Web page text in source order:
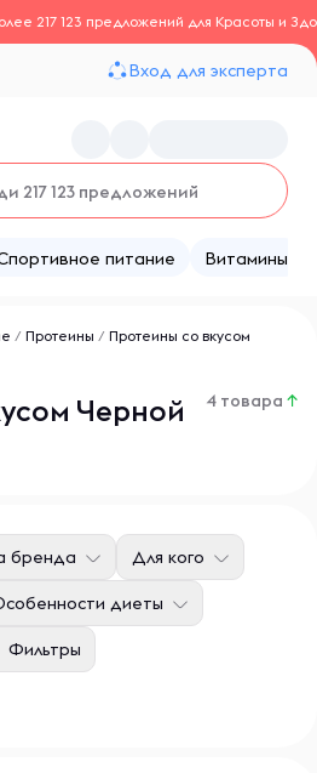
217 123 предложений для Красоты и
Вход для эксперта
питание Витамины
/ Протеины / Протеины со вкусом
Черной
4 товара ↑
Фильтры
бренда Для кого
диеты